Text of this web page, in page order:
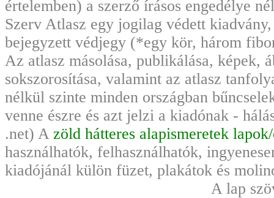
értelemben) a szerző írásos engedélye
Szerv Atlasz egy jogilag védett
bejegyzett védjegy (*egy kör, három
Az atlasz másolása, publikálása, képek,
sokszorosítása, valamint az atlasz
nélkül szinte minden országban
venne észre és azt jelzi a kiadónak -
.net) A zöld hátteres alapismeretek
használhatók, felhasználhatók,
kiadójánál külön füzet, plakátok és
A lap